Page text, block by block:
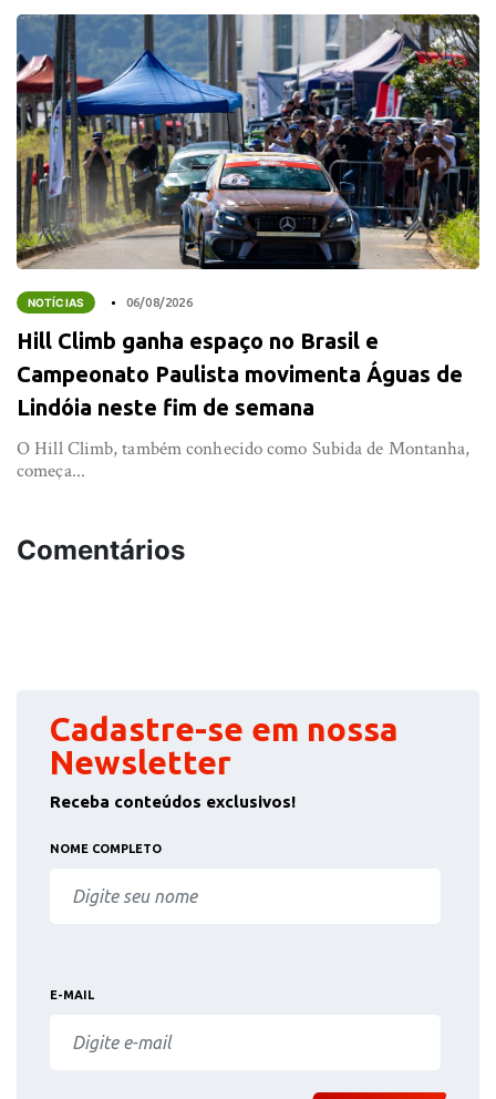
NOTÍCIAS 06/08/2026
Hill Climb ganha espaço no Brasil e
Campeonato Paulista movimenta Águas de
Lindóia neste fim de semana
O Hill Climb, também conhecido como Subida de Montanha,
começa...
Comentários
Cadastre-se em nossa
Newsletter
Receba conteúdos exclusivos!
NOME COMPLETO
E-MAIL